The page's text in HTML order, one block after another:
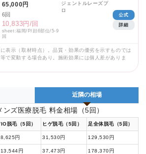
65,000円
6回
10,833円/回
sheet:福岡/P/顔6部位/5-9
回
ジェントルレーズプ
ロ
公式
詳細
表示（取材時点）。品質・効果の優劣を示すものでは
で変動する場合あり。施術効果には個人差がありま
近隣の相場
ズ医療脱毛 料金相場（5回）
脱毛（5回） ヒゲ脱毛（5回） 足全体脱毛（5回）
円 31,530円 129,530円
円 37,473円 178,370円